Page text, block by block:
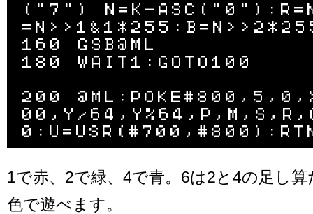
("7") N=K-
160 GSB@ML
180 WAIT1:GOTO100
200
00,Y/
1で赤、2で緑、4で青。6は2と4の足し
色で遊べます。